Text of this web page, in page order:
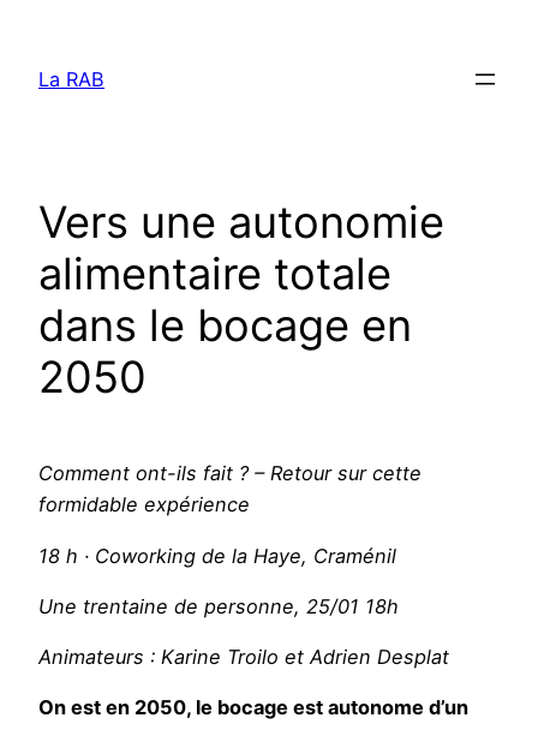
contenu
La RAB
Vers une autonomie
alimentaire totale
dans le bocage en
2050
Comment ont-ils fait ? – Retour sur cette
formidable expérience
18 h · Coworking de la Haye, Craménil
Une trentaine de personne, 25/01 18h
Animateurs : Karine Troilo et Adrien Desplat
On est en 2050, le bocage est autonome d’un